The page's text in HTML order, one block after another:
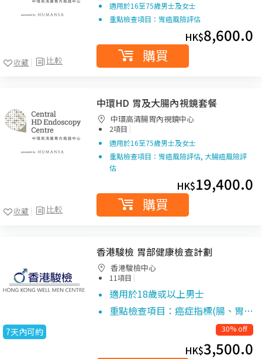
比較
收藏
適用於16至75歲男士及女士
重點檢查項目：胃癌風險評估
HK$8,600.0
購買
比較
收藏
中環HD 胃及大腸內視鏡套餐
中環高清腸胃內視鏡中心
2項目 |
適用於16至75歲男士及女士
重點檢查項目：胃癌風險評估, 大腸癌風險評
估
HK$19,400.0
購買
7天內可約
香港駿檢 胃部健康檢查計劃
香港駿檢中心
11項目 |
適用於18歲或以上男士
重點檢查項目：癌症指標(腸、胃…
30% off
HK$3,500.0